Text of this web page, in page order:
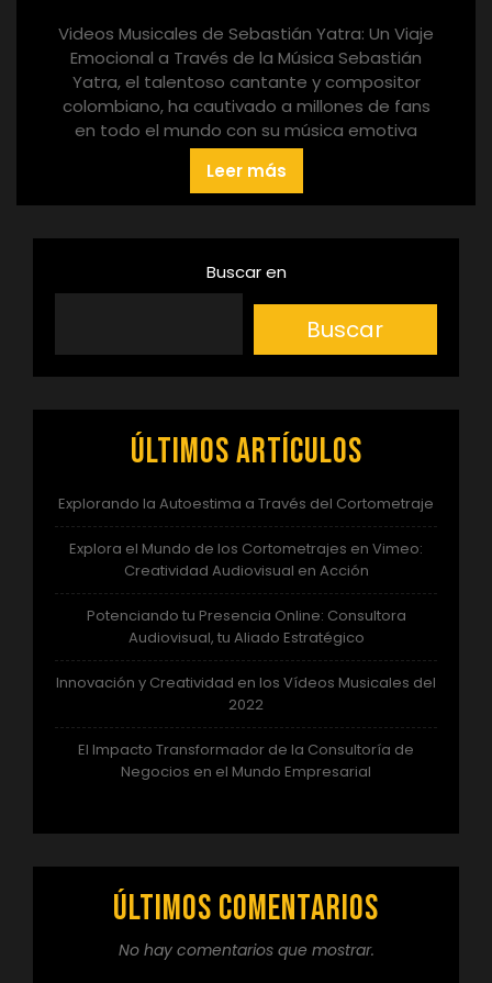
Videos Musicales de Sebastián Yatra: Un Viaje
Emocional a Través de la Música Sebastián
Yatra, el talentoso cantante y compositor
colombiano, ha cautivado a millones de fans
en todo el mundo con su música emotiva
Leer más
Buscar en
Buscar
Últimos artículos
Explorando la Autoestima a Través del Cortometraje
Explora el Mundo de los Cortometrajes en Vimeo:
Creatividad Audiovisual en Acción
Potenciando tu Presencia Online: Consultora
Audiovisual, tu Aliado Estratégico
Innovación y Creatividad en los Vídeos Musicales del
2022
El Impacto Transformador de la Consultoría de
Negocios en el Mundo Empresarial
Últimos comentarios
No hay comentarios que mostrar.